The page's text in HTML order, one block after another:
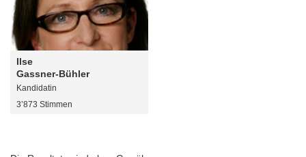
Ilse
Gassner-Bühler
Kandidatin
3’873 Stimmen